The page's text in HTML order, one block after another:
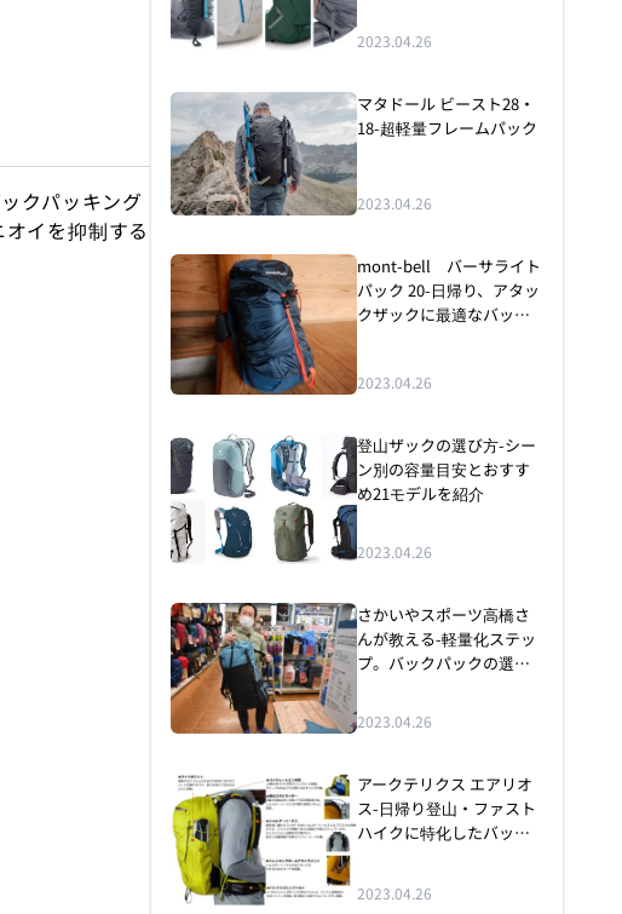
クパッキング
イを抑制する
2023.04.26
マタドール ビースト28・
18-超軽量フレームパック
2023.04.26
mont-bell バーサライト
パック 20-日帰り、アタッ
クザックに最適なバック
2023.04.26
登山ザックの選び方-シー
ン別の容量目安とおすす
め21モデルを紹介
2023.04.26
さかいやスポーツ高橋さ
んが教える-軽量化ステッ
プ。バックパックの選び
2023.04.26
アークテリクス エアリオ
ス-日帰り登山・ファスト
ハイクに特化したバック
2023.04.26